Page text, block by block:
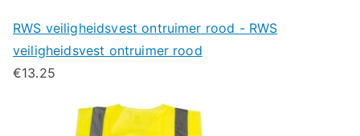
RWS veiligheidsvest ontruimer rood - RWS
veiligheidsvest ontruimer rood
€13.25